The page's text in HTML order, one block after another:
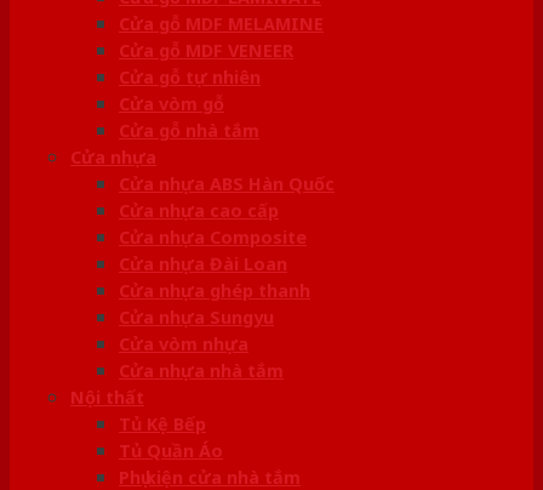
Cửa gỗ MDF MELAMINE
Cửa gỗ MDF VENEER
Cửa gỗ tự nhiên
Cửa vòm gỗ
Cửa gỗ nhà tắm
Cửa nhựa
Cửa nhựa ABS Hàn Quốc
Cửa nhựa cao cấp
Cửa nhựa Composite
Cửa nhựa Đài Loan
Cửa nhựa ghép thanh
Cửa nhựa Sungyu
Cửa vòm nhựa
Cửa nhựa nhà tắm
Nội thất
Tủ Kệ Bếp
Tủ Quần Áo
Phụ kiện cửa nhà tắm